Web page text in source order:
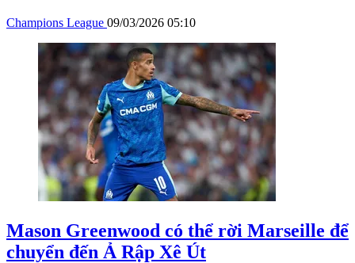
Champions League 09/03/2026 05:10
Mason Greenwood có thể rời Marseille để
chuyển đến Ả Rập Xê Út